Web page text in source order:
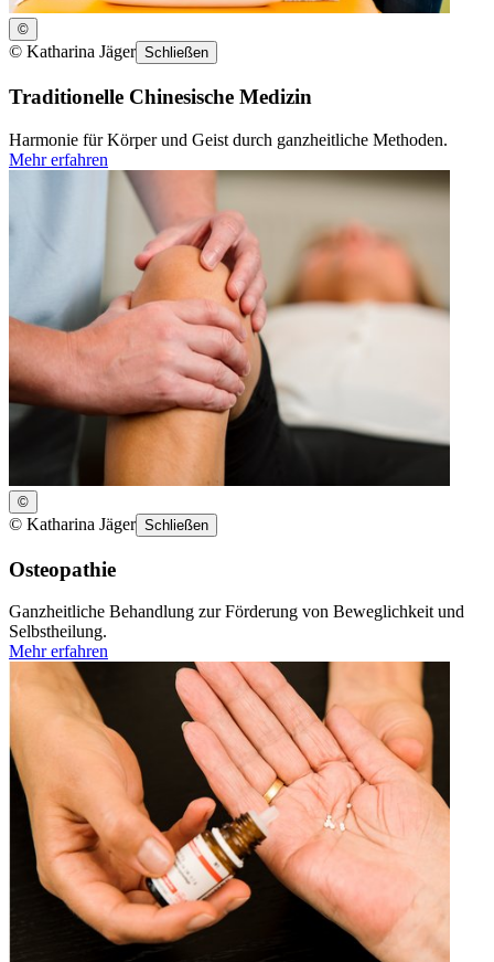
©
© Katharina Jäger Schließen
Traditionelle Chinesische Medizin
Harmonie für Körper und Geist durch ganzheitliche Methoden.
Mehr erfahren
©
© Katharina Jäger Schließen
Osteopathie
Ganzheitliche Behandlung zur Förderung von Beweglichkeit und
Selbstheilung.
Mehr erfahren